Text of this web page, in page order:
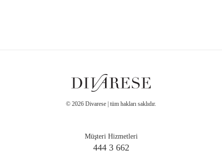
© 2026 Divarese | tüm hakları saklıdır.
Müşteri Hizmetleri
444 3 662